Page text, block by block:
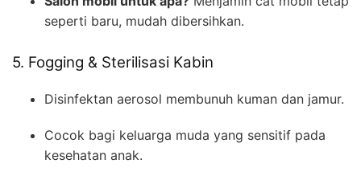
seperti baru, mudah dibersihkan.
5. Fogging & Sterilisasi Kabin
Disinfektan aerosol membunuh kuman dan jamur.
Cocok bagi keluarga muda yang sensitif pada
kesehatan anak.